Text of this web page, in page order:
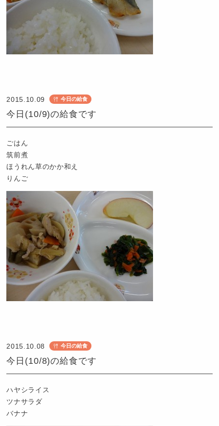
も
園
つ
ば
め
2015.10.09 今日の給食
今日(10/9)の給食です
ごはん
筑前煮
ほうれん草のかか和え
りんご
も
園
つ
ば
め
2015.10.08 今日の給食
今日(10/8)の給食です
ハヤシライス
ツナサラダ
バナナ